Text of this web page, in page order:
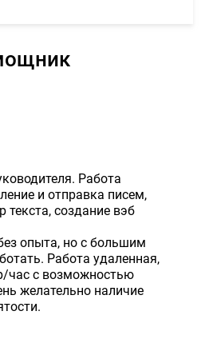
Работа
и отправка писем,
текста, создание вэб
опыта, но с большим
Работа удаленная,
час с возможностью
желательно наличие